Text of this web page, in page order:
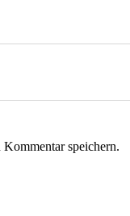
speichern.